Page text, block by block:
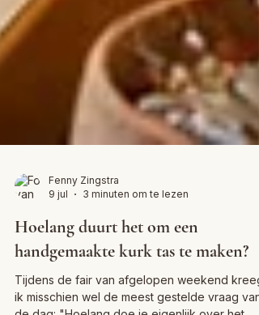
9 jul
3 minuten om te lezen
Hoelang duurt het om een
handgemaakte kurk tas te maken?